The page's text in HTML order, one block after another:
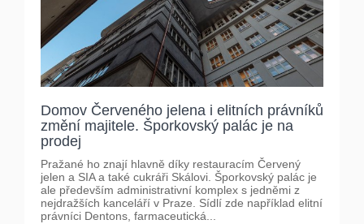
Domov Červeného jelena i elitních právníků
změní majitele. Šporkovský palác je na
prodej
Pražané ho znají hlavně díky restauracím Červený
jelen a SIA a také cukráři Skálovi. Šporkovský palác je
ale především administrativní komplex s jedněmi z
nejdražších kanceláří v Praze. Sídlí zde například elitní
právníci Dentons, farmaceutická...